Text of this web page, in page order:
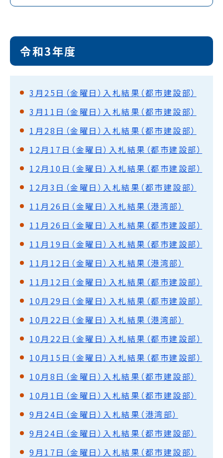
令和3年度
3月25日（金曜日）入札結果（都市建設部）
3月11日（金曜日）入札結果（都市建設部）
1月28日（金曜日）入札結果（都市建設部）
12月17日（金曜日）入札結果（都市建設部）
12月10日（金曜日）入札結果（都市建設部）
12月3日（金曜日）入札結果（都市建設部）
11月26日（金曜日）入札結果（港湾部）
11月26日（金曜日）入札結果（都市建設部）
11月19日（金曜日）入札結果（都市建設部）
11月12日（金曜日）入札結果（港湾部）
11月12日（金曜日）入札結果（都市建設部）
10月29日（金曜日）入札結果（都市建設部）
10月22日（金曜日）入札結果（港湾部）
10月22日（金曜日）入札結果（都市建設部）
10月15日（金曜日）入札結果（都市建設部）
10月8日（金曜日）入札結果（都市建設部）
10月1日（金曜日）入札結果（都市建設部）
9月24日（金曜日）入札結果（港湾部）
9月24日（金曜日）入札結果（都市建設部）
9月17日（金曜日）入札結果（都市建設部）